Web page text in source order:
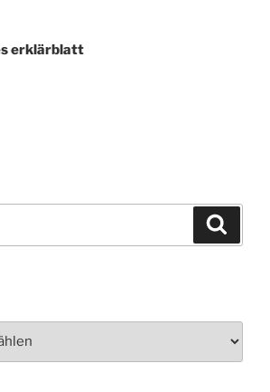
erklärblatt